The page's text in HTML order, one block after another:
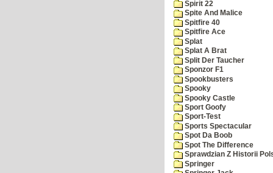
Spirit 22
Spite And Malice
Spitfire 40
Spitfire Ace
Splat
Splat A Brat
Split Der Taucher
Sponzor F1
Spookbusters
Spooky
Spooky Castle
Sport Goofy
Sport-Test
Sports Spectacular
Spot Da Boob
Spot The Difference
Sprawdzian Z Historii
Springer